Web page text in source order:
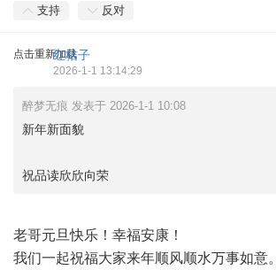
支持 反对
点击重新加载
红桔子
2026-1-1 13:14:29
醉梦无痕 发表于 2026-1-1 10:08
新年新面貌
祝品读欣欣向荣
老哥元旦快乐！幸福安康！
我们一起祝福大家来年顺风顺水万事如意。